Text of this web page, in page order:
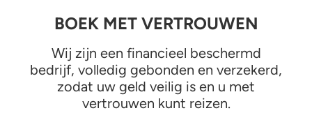
BOEK MET VERTROUWEN
Wij zijn een financieel beschermd
bedrijf, volledig gebonden en verzekerd,
zodat uw geld veilig is en u met
vertrouwen kunt reizen.